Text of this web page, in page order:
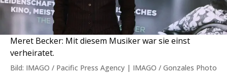
Meret Becker: Mit diesem Musiker war sie einst
verheiratet.
Bild: IMAGO / Pacific Press Agency | IMAGO / Gonzales Photo